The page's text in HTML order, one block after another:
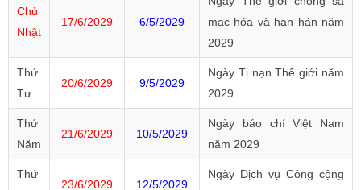
Chủ
Nhật
17/6/2029 6/5/2029
mạc hóa và hạn hán năm
2029
Thứ
Tư
20/6/2029 9/5/2029
Ngày Tị nạn Thế giới năm
2029
Thứ
Năm
21/6/2029 10/5/2029
Ngày báo chí Việt Nam
năm 2029
Thứ
23/6/2029 12/5/2029
Ngày Dịch vụ Công cộng